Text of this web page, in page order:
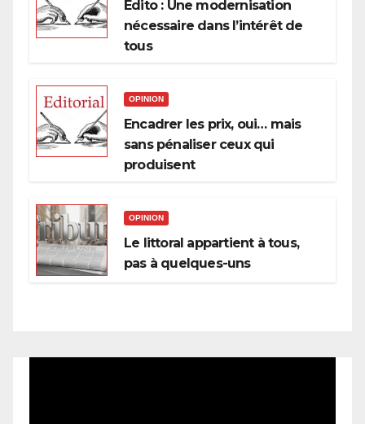
Edito : Une modernisation
nécessaire dans l’intérêt de
tous
OPINION
Encadrer les prix, oui… mais
sans pénaliser ceux qui
produisent
OPINION
Le littoral appartient à tous,
pas à quelques-uns